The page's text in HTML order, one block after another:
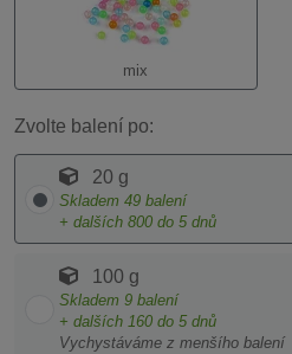
mix
Zvolte balení po:
20 g
Skladem 49 balení
+ dalších 800 do 5 dnů
100 g
Skladem 9 balení
+ dalších 160 do 5 dnů
Vychystáváme z menšího balení